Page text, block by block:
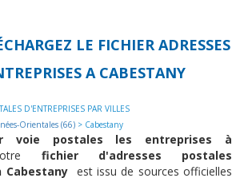
LE FICHIER ADRESSES
A CABESTANY
D'ENTREPRISES PAR VILLES
Orientales (66) > Cabestany
voie postales les entreprises à
fichier d'adresses postales
Cabestany est issu de sources officielles